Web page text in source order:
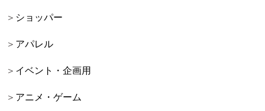
ショッパー
アパレル
イベント・企画用
アニメ・ゲーム